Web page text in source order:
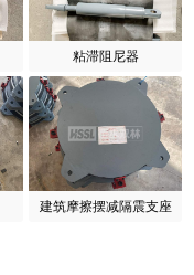
粘滞阻尼器
建筑摩擦摆减隔震支座